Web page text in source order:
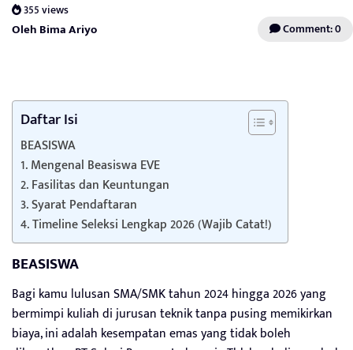
355 views
Oleh Bima Ariyo Comment: 0
Daftar Isi
BEASISWA
1. Mengenal Beasiswa EVE
2. Fasilitas dan Keuntungan
3. Syarat Pendaftaran
4. Timeline Seleksi Lengkap 2026 (Wajib Catat!)
BEASISWA
Bagi kamu lulusan SMA/SMK tahun 2024 hingga 2026 yang
bermimpi kuliah di jurusan teknik tanpa pusing memikirkan
biaya, ini adalah kesempatan emas yang tidak boleh